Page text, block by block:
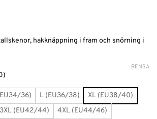
hakknäppning i fram och snörning i
36) L (EU36/38)
XL (EU38/40)
3XL (EU42/44)
4XL (EU44/46)
RENSA